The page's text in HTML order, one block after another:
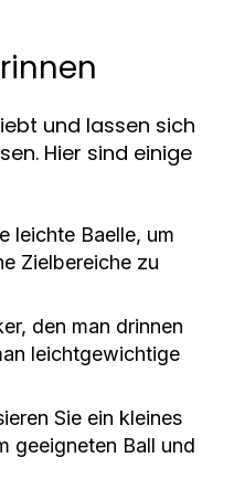
und lassen sich
Hier sind einige
leichte Baelle, um
Zielbereiche zu
den man drinnen
leichtgewichtige
Sie ein kleines
geeigneten Ball und